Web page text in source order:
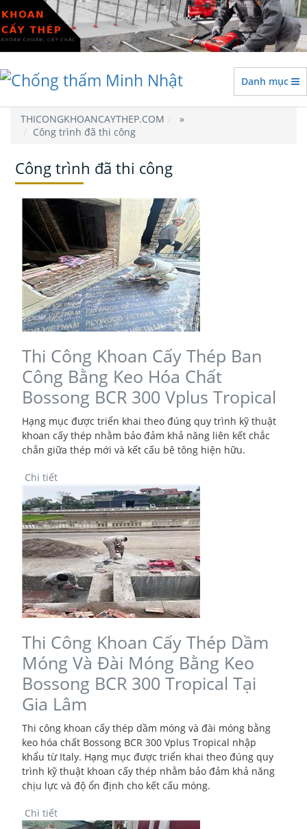
Danh mục
THICONGKHOANCAYTHEP.COM
»
Công trình đã thi công
Công trình đã thi công
Thi Công Khoan Cấy Thép Ban
Công Bằng Keo Hóa Chất
Bossong BCR 300 Vplus Tropical
Hạng mục được triển khai theo đúng quy trình kỹ thuật
khoan cấy thép nhằm bảo đảm khả năng liên kết chắc
chắn giữa thép mới và kết cấu bê tông hiện hữu.
Chi tiết
Thi Công Khoan Cấy Thép Dầm
Móng Và Đài Móng Bằng Keo
Bossong BCR 300 Tropical Tại
Gia Lâm
Thi công khoan cấy thép dầm móng và đài móng bằng
keo hóa chất Bossong BCR 300 Vplus Tropical nhập
khẩu từ Italy. Hạng mục được triển khai theo đúng quy
trình kỹ thuật khoan cấy thép nhằm bảo đảm khả năng
chịu lực và độ ổn định cho kết cấu móng.
Chi tiết